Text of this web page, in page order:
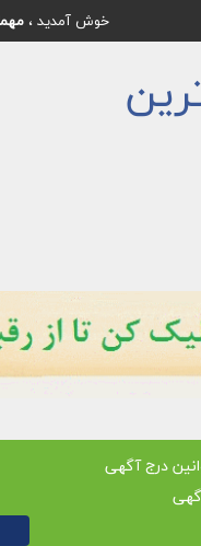
خوش آمدید ،
درج آگهی